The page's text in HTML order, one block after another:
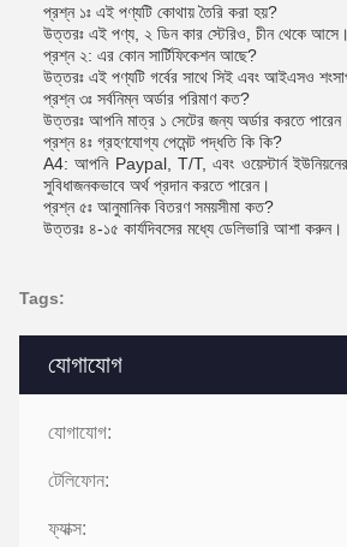
যোগাযোগ
যোগাযোগ:
টেলিফোন:
ফ্যাক্স:
প্রশ্ন ১ঃ এই পণ্যটি কোথায় তৈরি করা হয়?
উত্তরঃ এই পণ্য, ২ ডিন কার স্টেরিও, চীন থেকে আসে।
প্রশ্ন ২: এর কোন সার্টিফিকেশন আছে?
উত্তরঃ এই পণ্যটি গর্বের সাথে সিই এবং আইএসও
প্রশ্ন ৩ঃ সর্বনিম্ন অর্ডার পরিমাণ কত?
উত্তরঃ আপনি মাত্র ১ সেটের জন্য অর্ডার করতে
প্রশ্ন ৪ঃ গ্রহণযোগ্য পেমেন্ট পদ্ধতি কি কি?
A4: আপনি Paypal, T/T, এবং ওয়েস্টার্ন
সুবিধাজনকভাবে অর্থ প্রদান করতে পারেন।
প্রশ্ন ৫ঃ আনুমানিক বিতরণ সময়সীমা কত?
উত্তরঃ ৪-১৫ কার্যদিবসের মধ্যে ডেলিভারি আশা করুন।
Tags: